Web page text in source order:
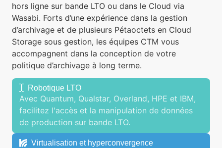
hors ligne sur bande LTO ou dans le Cloud via
Wasabi. Forts d’une expérience dans la gestion
d’archivage et de plusieurs Pétaoctets en Cloud
Storage sous gestion, les équipes CTM vous
accompagnent dans la conception de votre
politique d’archivage à long terme.
Robotique LTO
Avec Quantum, Qualstar, Overland, HPE et IBM,
facilitez l'accès et la manipulation de données
de production sur bande LTO.
Virtualisation et hyperconvergence